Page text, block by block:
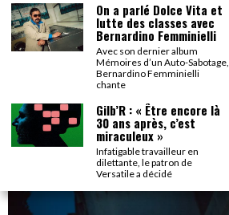
On a parlé Dolce Vita et
lutte des classes avec
Bernardino Femminielli
Avec son dernier album
Mémoires d’un Auto-Sabotage,
Bernardino Femminielli
chante
Gilb’R : « Être encore là
30 ans après, c’est
miraculeux »
Infatigable travailleur en
dilettante, le patron de
Versatile a décidé